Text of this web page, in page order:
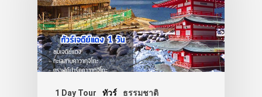
1 Day Tour ทัวร์ ธรรมชาติ